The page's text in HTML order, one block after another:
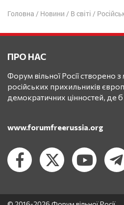
Головна / Новини / В світі / Російська
ПРО НАС
Форум вільної Росії створено
російських прихильників
демократичних цінностей, де
www.forumfreerussia.org